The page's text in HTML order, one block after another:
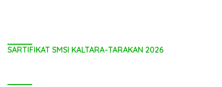
SARTIFIKAT SMSI KALTARA-TARAKAN 2026